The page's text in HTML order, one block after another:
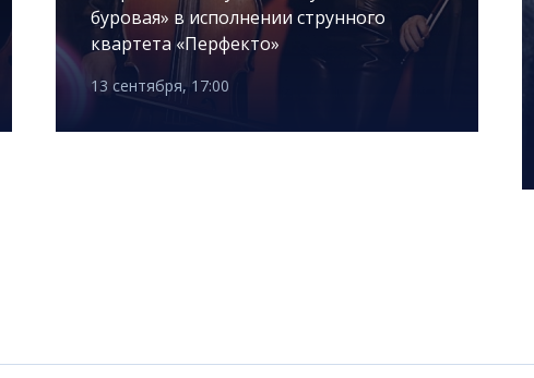
буровая» в исполнении струнного
квартета «Перфекто»
13 сентября, 17:00